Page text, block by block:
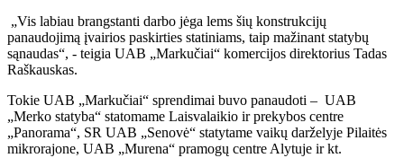
„Vis labiau brangstanti darbo jėga lems šių konstrukcijų
panaudojimą įvairios paskirties statiniams, taip mažinant statybų
sąnaudas“, - teigia UAB „Markučiai“ komercijos direktorius Tadas
Raškauskas.
Tokie UAB „Markučiai“ sprendimai buvo panaudoti – UAB
„Merko statyba“ statomame Laisvalaikio ir prekybos centre
„Panorama“, SR UAB „Senovė“ statytame vaikų darželyje Pilaitės
mikrorajone, UAB „Murena“ pramogų centre Alytuje ir kt.